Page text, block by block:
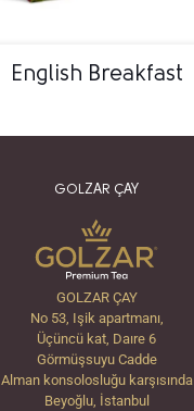
English Breakfast
GOLZAR ÇAY
GOLZAR ÇAY
No 53, Işik apartmanı,
Üçüncü kat, Daıre 6
Görmüşsuyu Cadde
Alman konsolosluğu karşısında
Beyoğlu, İstanbul